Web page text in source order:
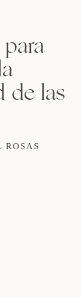
de las
ROSAS